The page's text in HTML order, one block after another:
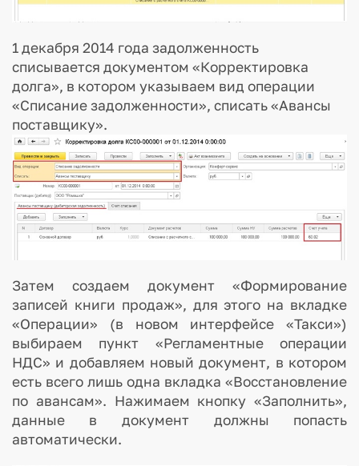
1 декабря 2014 года задолженность
списывается документом «Корректировка
долга», в котором указываем вид операции
«Списание задолженности», списать «Авансы
поставщику».
Затем создаем документ «Формирование
записей книги продаж», для этого на вкладке
«Операции» (в новом интерфейсе «Такси»)
выбираем пункт «Регламентные операции
НДС» и добавляем новый документ, в котором
есть всего лишь одна вкладка «Восстановление
по авансам». Нажимаем кнопку «Заполнить»,
данные в документ должны попасть
автоматически.